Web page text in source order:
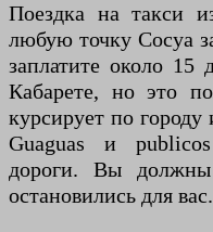
Поездка на такси
любую точку Сосуа
заплатите около
Кабарете, но это
курсирует по городу
Guaguas и
дороги. Вы
остановились для вас.